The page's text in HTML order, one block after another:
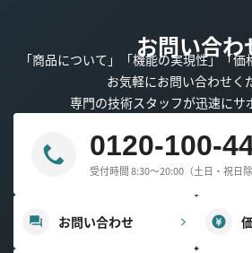
お問い合わ
「商品について」「機能の実現性」「価
お気軽にお問い合わせく
専門の技術スタッフが迅速にサ
0120-100-
受付時間 8:30～20:00（土日・祝日除
お問い合わせ